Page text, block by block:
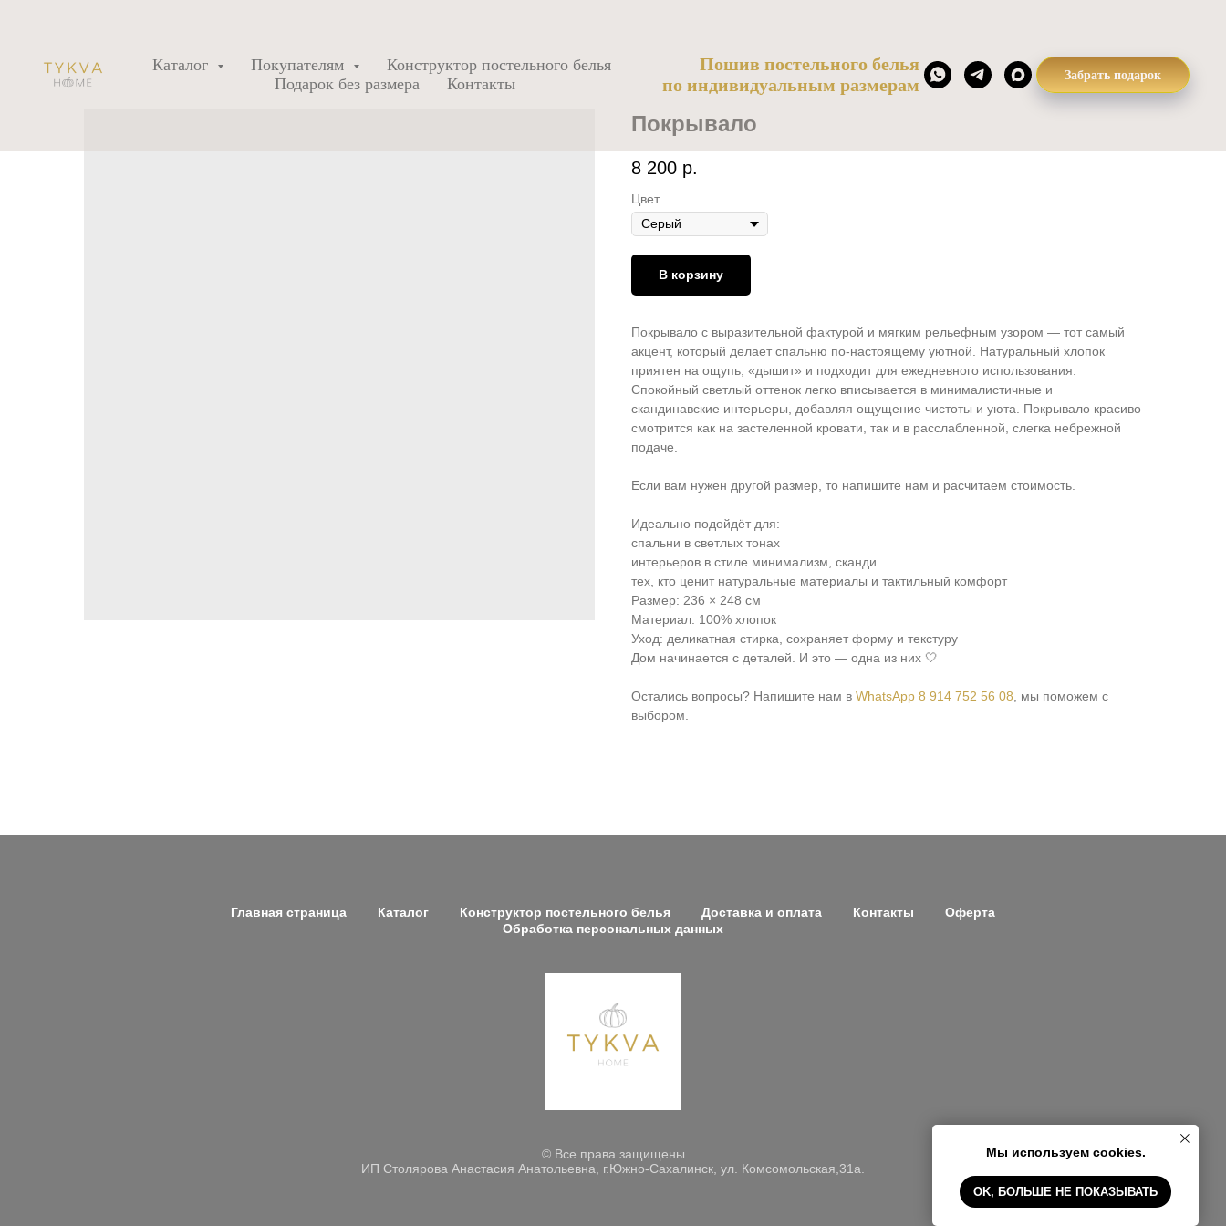
Каталог Покупателям
Конструктор постельного белья
Подарок без размера
Контакты
Пошив постельного белья
по индивидуальным размерам
Забрать подарок
Мы используем cookies.
OK, БОЛЬШЕ НЕ ПОКАЗЫВАТЬ
Покрывало
8 200 р.
Цвет
В корзину
Покрывало с выразительной фактурой и мягким рельефным узором — тот самый
акцент, который делает спальню по-настоящему уютной. Натуральный хлопок
приятен на ощупь, «дышит» и подходит для ежедневного использования.
Спокойный светлый оттенок легко вписывается в минималистичные и
скандинавские интерьеры, добавляя ощущение чистоты и уюта. Покрывало красиво
смотрится как на застеленной кровати, так и в расслабленной, слегка небрежной
подаче.
Если вам нужен другой размер, то напишите нам и расчитаем стоимость.
Идеально подойдёт для:
спальни в светлых тонах
интерьеров в стиле минимализм, сканди
тех, кто ценит натуральные материалы и тактильный комфорт
Размер: 236 × 248 см
Материал: 100% хлопок
Уход: деликатная стирка, сохраняет форму и текстуру
Дом начинается с деталей. И это — одна из них 🤍
Остались вопросы? Напишите нам в WhatsApp 8 914 752 56 08, мы поможем с
выбором.
Главная страница Каталог Конструктор постельного белья Доставка и оплата Контакты
Оферта
Обработка персональных данных
© Все права защищены
ИП Столярова Анастасия Анатольевна, г.Южно-Сахалинск, ул. Комсомольская,31а.